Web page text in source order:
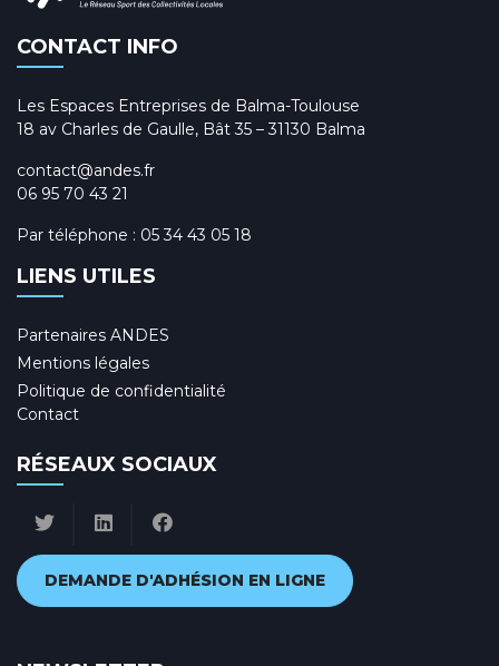
CONTACT INFO
Les Espaces Entreprises de Balma-Toulouse
18 av Charles de Gaulle, Bât 35 – 31130 Balma
contact@andes.fr
06 95 70 43 21
Par téléphone : 05 34 43 05 18
LIENS UTILES
Partenaires ANDES
Mentions légales
Politique de confidentialité
Contact
RÉSEAUX SOCIAUX
DEMANDE D'ADHÉSION EN LIGNE